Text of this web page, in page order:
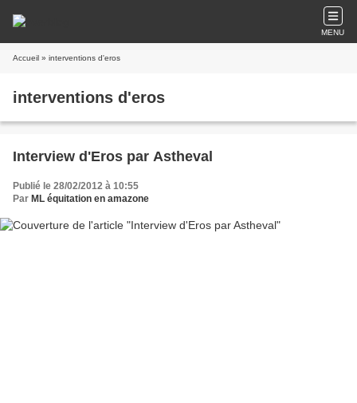
MENU
Accueil » interventions d'eros
interventions d'eros
Interview d'Eros par Astheval
Publié le 28/02/2012 à 10:55
Par ML équitation en amazone